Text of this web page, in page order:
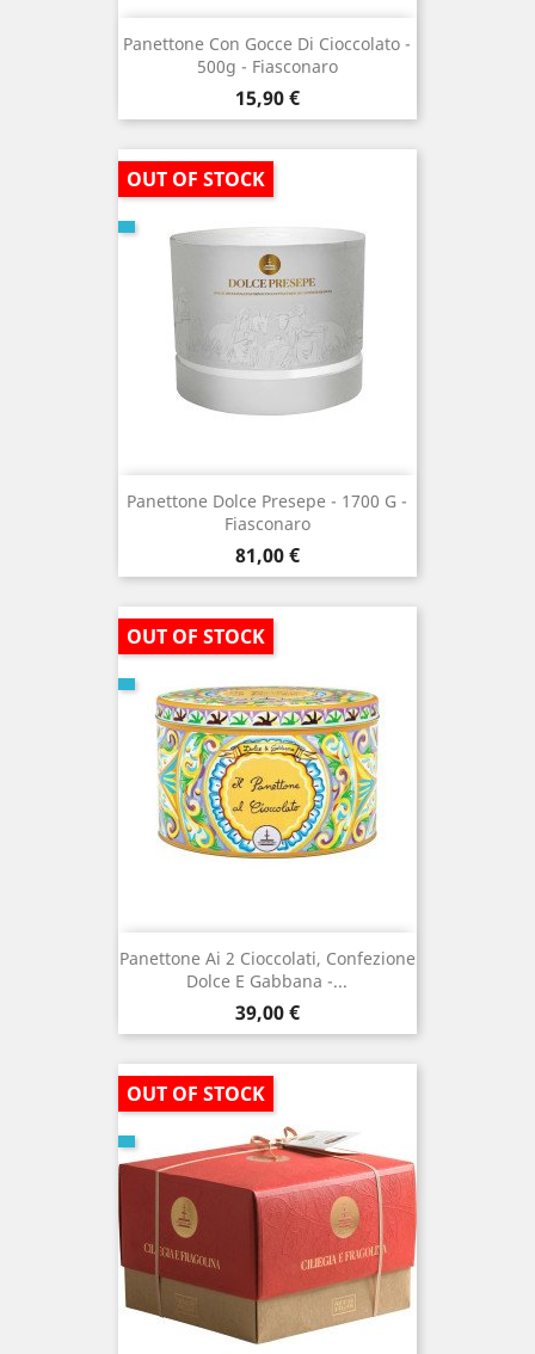
Panettone Con Gocce Di Cioccolato -
500g - Fiasconaro
Prezzo
15,90 €
Panettone Dolce Presepe - 1700 G -
Fiasconaro
Prezzo
81,00 €
OUT OF STOCK
Panettone Ai 2 Cioccolati, Confezione
Dolce E Gabbana -...
Prezzo
39,00 €
OUT OF STOCK
OUT OF STOCK